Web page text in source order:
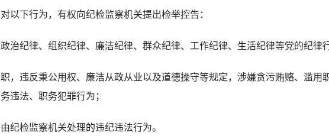
下行为，有权向纪检监察机关提出检举控告：
纪律、组织纪律、廉洁纪律、群众纪律、工作纪律、生活纪律等党的纪律行
违反秉公用权、廉洁从政从业以及道德操守等规定，涉嫌贪污贿赂、滥用
违法、职务犯罪行为；
检监察机关处理的违纪违法行为。